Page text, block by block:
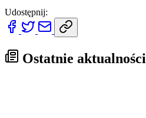
Udostępnij:
Ostatnie aktualności